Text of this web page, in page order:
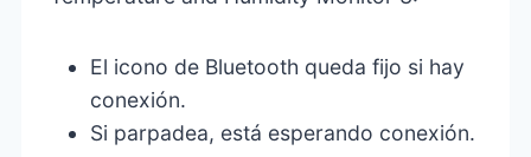
El icono de Bluetooth queda fijo si hay
conexión.
Si parpadea, está esperando conexión.